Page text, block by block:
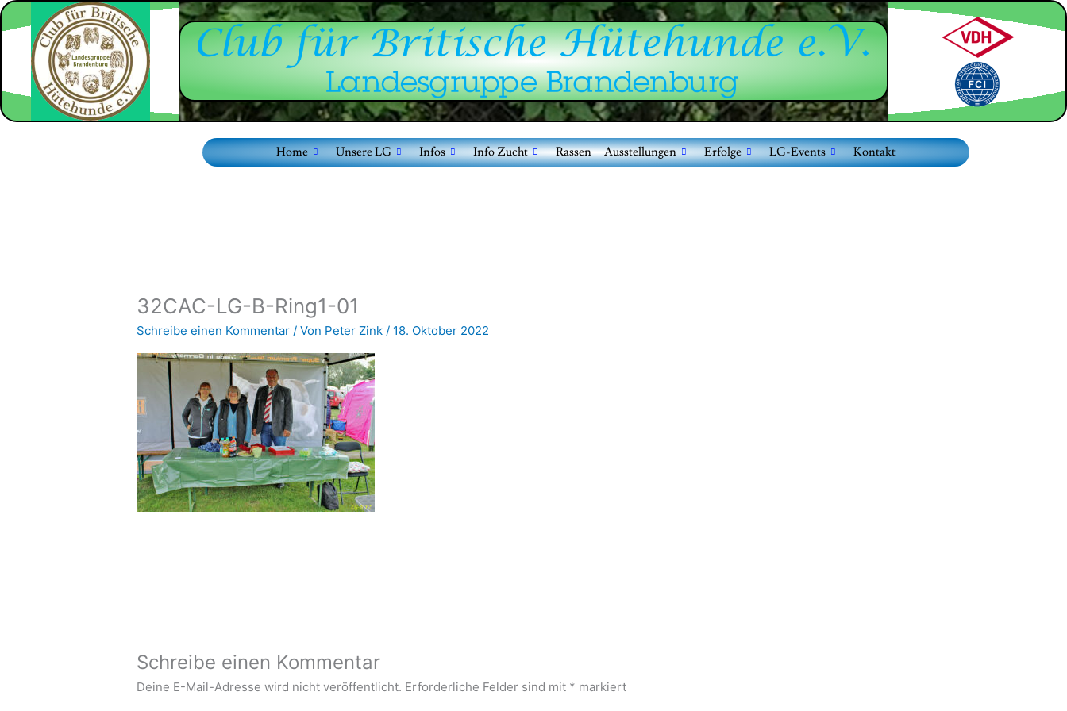
Zum
Inhalt
springen
Home Unsere LG Infos Info Zucht Rassen Ausstellungen Erfolge LG-Events Kontakt
32CAC-LG-B-Ring1-01
Schreibe einen Kommentar / Von Peter Zink/ 18. Oktober 2022
Schreibe einen Kommentar
Deine E-Mail-Adresse wird nicht veröffentlicht. Erforderliche Felder sind mit * markiert